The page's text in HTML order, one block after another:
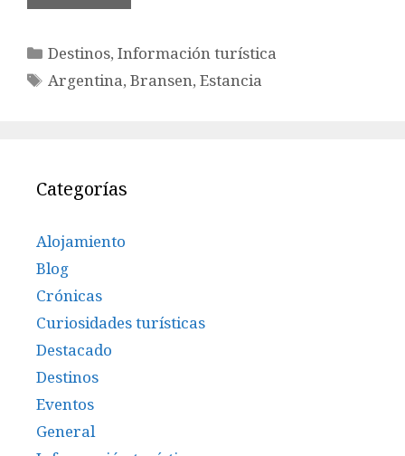
Categorías
Destinos,Información turística
Etiquetas
Argentina,Bransen,Estancia
Categorías
Alojamiento
Blog
Crónicas
Curiosidades turísticas
Destacado
Destinos
Eventos
General